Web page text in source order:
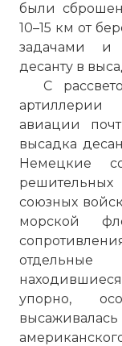
были
10–15 км от
задачами и
десанту в
С
авиации
высадка
Немецкие
решительных
союзных
морской
упорно,